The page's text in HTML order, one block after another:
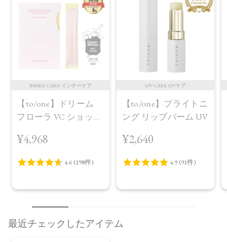
INNER CARE インナーケア
【to/one】ドリーム
フローラ VC ショット
¥4,968
UV CARE UVケア
【to/one】ブライトニ
ング リップバーム UV
¥2,640
最近チェックしたアイテム